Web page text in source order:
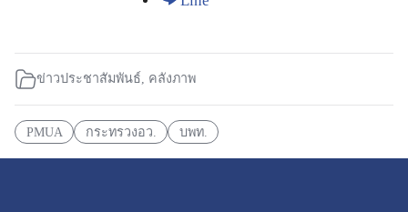
ข่าวประชาสัมพันธ์ คลังภาพ
PMUA กระทรวงอว. บพท.